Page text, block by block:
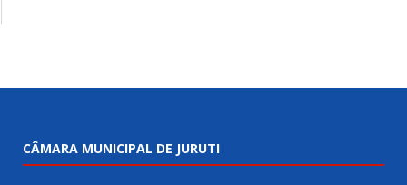
CÂMARA MUNICIPAL DE JURUTI